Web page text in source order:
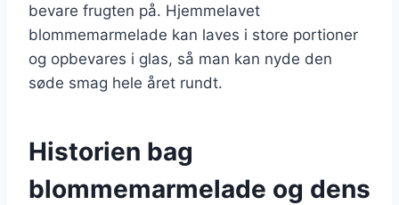
bevare frugten på. Hjemmelavet
blommemarmelade kan laves i store portioner
og opbevares i glas, så man kan nyde den
søde smag hele året rundt.
Historien bag
blommemarmelade og dens